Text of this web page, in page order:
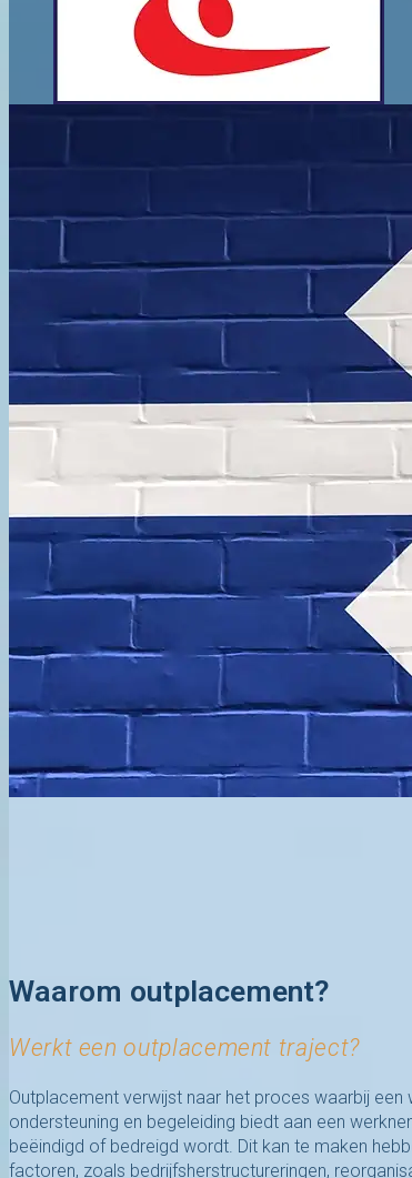
Waarom outplacement?
Werkt een outplacement traject?
Outplacement verwijst naar het proces waarbij een
ondersteuning en begeleiding biedt aan een
beëindigd of bedreigd wordt. Dit kan te maken
factoren, zoals bedrijfsherstructureringen,